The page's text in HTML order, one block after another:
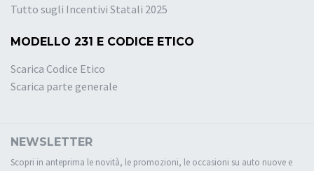
Tutto sugli Incentivi Statali 2025
MODELLO 231 E CODICE ETICO
Scarica Codice Etico
Scarica parte generale
NEWSLETTER
Scopri in anteprima le novità, le promozioni, le occasioni su auto nuove e